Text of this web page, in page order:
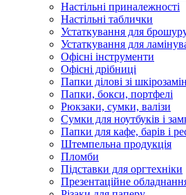
Настільні приналежності
Настільні таблички
Устаткування для
Устаткування для
Офісні інструменти
Офісні дрібниці
Папки ділові зі
Папки, бокси, портфелі
Рюкзаки, сумки, валізи
Сумки для ноутбуків і
Папки для кафе, барів і
Штемпельна продукція
Пломби
Підставки для оргтехніки
Презентаційне